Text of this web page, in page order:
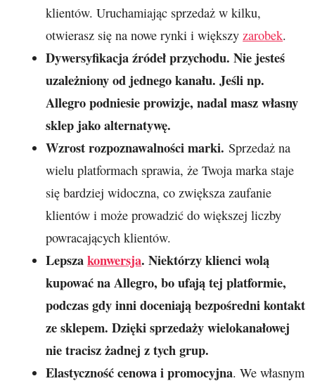
klientów. Uruchamiając sprzedaż w kilku,
otwierasz się na nowe rynki i większyzarobek.
Dywersyfikacja źródeł przychodu. Nie jesteś
uzależniony od jednego kanału. Jeśli np.
Allegro podniesie prowizje, nadal masz własny
sklep jako alternatywę.
Wzrost rozpoznawalności marki. Sprzedaż na
wielu platformach sprawia, że Twoja marka staje
się bardziej widoczna, co zwiększa zaufanie
klientów i może prowadzić do większej liczby
powracających klientów.
Lepszakonwersja. Niektórzy klienci wolą
kupować na Allegro, bo ufają tej platformie,
podczas gdy inni doceniają bezpośredni kontakt
ze sklepem. Dzięki sprzedaży wielokanałowej
nie tracisz żadnej z tych grup.
Elastyczność cenowa i promocyjna. We własnym